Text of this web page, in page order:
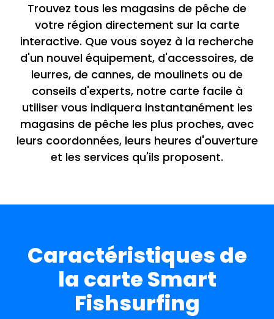
Trouvez tous les magasins de pêche de
votre région directement sur la carte
interactive. Que vous soyez à la recherche
d'un nouvel équipement, d'accessoires, de
leurres, de cannes, de moulinets ou de
conseils d'experts, notre carte facile à
utiliser vous indiquera instantanément les
magasins de pêche les plus proches, avec
leurs coordonnées, leurs heures d'ouverture
et les services qu'ils proposent.
Caractéristiques de
la carte Smart
Fishsurfing